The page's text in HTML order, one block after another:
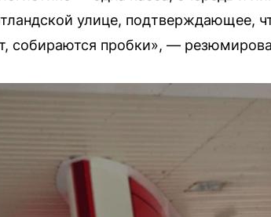
улице, подтверждающее,
собираются пробки», —